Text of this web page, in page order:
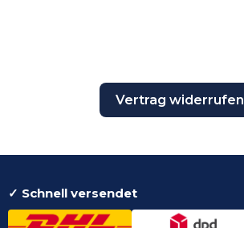
Vertrag widerrufen
✓ Schnell versendet